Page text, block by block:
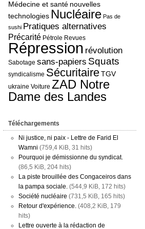
Médecine et santé nouvelles
technologies Nucléaire Pas de
sushi Pratiques alternatives
Précarité Pétrole Revues
Répression révolution
Sabotage sans-papiers Squats
syndicalisme Sécuritaire TGV
ukraine Voiture ZAD Notre
Dame des Landes
Téléchargements
Ni justice, ni paix - Lettre de Farid El
Wamni (759,4 KiB, 31 hits)
Pourquoi je démissionne du syndicat.
(86,5 KiB, 204 hits)
La piste brouillée des Congaceiros dans
la pampa sociale. (544,9 KiB, 172 hits)
Société nucléaire (731,5 KiB, 165 hits)
Retour d'expérience. (408,2 KiB, 179
hits)
Lettre ouverte à la rédaction de